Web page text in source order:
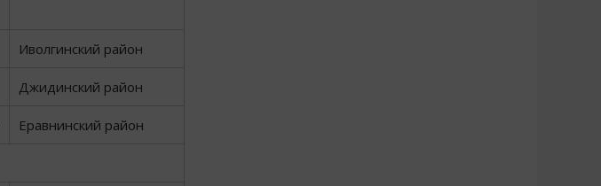
Иволгинский район
Джидинский район
Еравнинский район